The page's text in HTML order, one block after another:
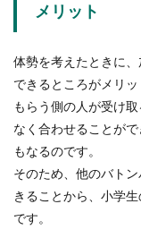
メリット
体勢を考えたときに
できるところがメリッ
もらう側の人が受け
なく合わせることが
もなるのです。
そのため、他のバト
きることから、小学
です。